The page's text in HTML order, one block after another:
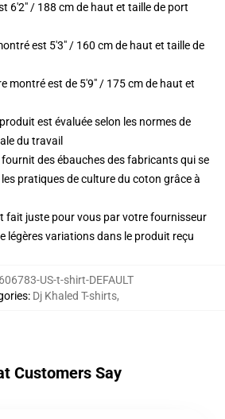
6'2" / 188 cm de haut et taille de port
est 5'3" / 160 cm de haut et taille de
montré est de 5'9" / 175 cm de haut et
est évaluée selon les normes de
du travail
des ébauches des fabricants qui se
pratiques de culture du coton grâce à
fait juste pour vous par votre fournisseur
légères variations dans le produit reçu
US-t-shirt-DEFAULT
: Dj Khaled T-shirts,
Customers Say